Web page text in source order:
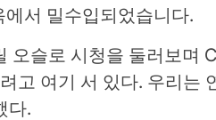
서 밀수입되었습니다.
오슬로 시청을 둘러보며
고 여기 서 있다. 우리는
다.